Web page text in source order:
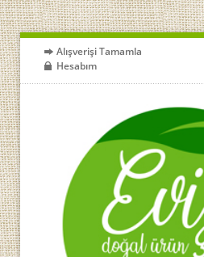
Alışverişi Tamamla
Hesabım